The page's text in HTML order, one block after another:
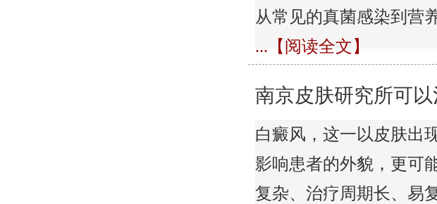
从常见的真菌感染到营
...【阅读全文】
南京皮肤研究所可
白癜风，这一以皮肤出
影响患者的外貌，更可
复杂、治疗周期长、易